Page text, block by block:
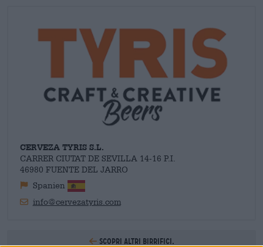
e anticonformismo li aiuta a ripensare criticamente le
convenzioni e ad abbattere strutture vecchie e obsolete. Tyris
padroneggia l'equilibrio tra l'antica arte della birra e la birra
moderna a pieni voti e presenta pezzi di birra che trasformano
CERVEZA TYRIS S.L.
CARRER CIUTAT DE SEVILLA 14-16 P.I.
46980 FUENTE DEL JARRO
Spanien
info@cervezatyris.com
Scopri altri birrifici.